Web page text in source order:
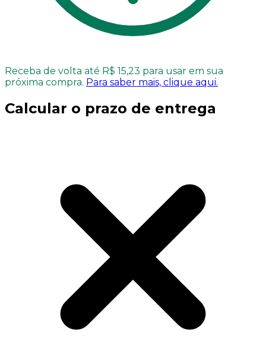
Receba de volta até R$ 15,23 para usar em sua
próxima compra. Para saber mais, clique aqui.
Calcular o prazo de entrega